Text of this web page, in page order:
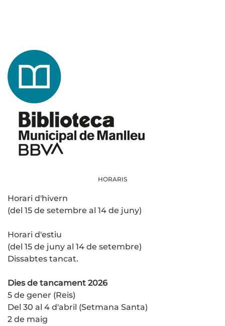
HORARIS
Horari d'hivern
(del 15 de setembre al 14 de juny)
Horari d'estiu
(del 15 de juny al 14 de setembre)
Dissabtes tancat.
Dies de tancament 2026
5 de gener (Reis)
Del 30 al 4 d'abril (Setmana Santa)
2 de maig